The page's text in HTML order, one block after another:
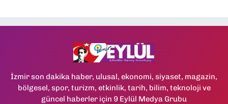
İzmir son dakika haber, ulusal, ekonomi, siyaset, magazin,
bölgesel, spor, turizm, etkinlik, tarih, bilim, teknoloji ve
güncel haberler için 9 Eylül Medya Grubu